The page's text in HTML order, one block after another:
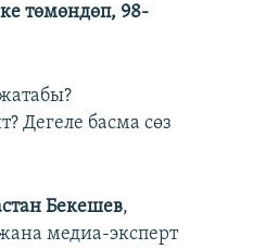
төмөндөп, 98-
Дегеле басма сөз
Бекешев,
медиа-эксперт